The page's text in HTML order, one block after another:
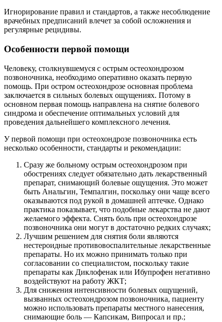
Игнорирование правил и стандартов, а также несоблюдение
врачебных предписаний влечет за собой осложнения и
регулярные рецидивы.
Особенности первой помощи
Человеку, столкнувшемуся с острым остеохондрозом
позвоночника, необходимо оперативно оказать первую
помощь. При остром остеохондрозе основная проблема
заключается в сильных болевых ощущениях. Потому в
основном первая помощь направлена на снятие болевого
синдрома и обеспечение оптимальных условий для
проведения дальнейшего комплексного лечения.
У первой помощи при остеохондрозе позвоночника есть
несколько особенности, стандарты и рекомендации:
Сразу же больному острым остеохондрозом при
обострениях следует обязательно дать лекарственный
препарат, снимающий болевые ощущения. Это может
быть Анальгин, Темпалгин, поскольку они чаще всего
оказываются под рукой в домашней аптечке. Однако
практика показывает, что подобные лекарства не дают
желаемого эффекта. Снять боль при остеохондрозе
позвоночника они могут в достаточно редких случаях;
Лучшим решением для снятия боли являются
нестероидные противовоспалительные лекарственные
препараты. Но их можно принимать только при
согласовании со специалистом, поскольку такие
препараты как Диклофенак или Ибупрофен негативно
воздействуют на работу ЖКТ;
Для снижения интенсивности болевых ощущений,
вызванных остеохондрозом позвоночника, пациенту
можно использовать препараты местного нанесения,
снимающие боль — Капсикам, Випросал и пр.;